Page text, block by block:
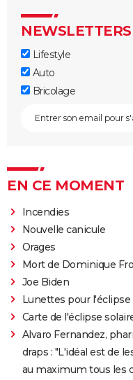
NEWSLETTERS
Lifestyle
Auto
Bricolage
EN CE MOMENT
Incendies
Nouvelle canicule
Orages
Mort de Dominique
Joe Biden
Lunettes pour l'éclipse
Carte de l'éclipse
Alvaro Fernandez,
draps : "L'idéal est de
au maximum tous les